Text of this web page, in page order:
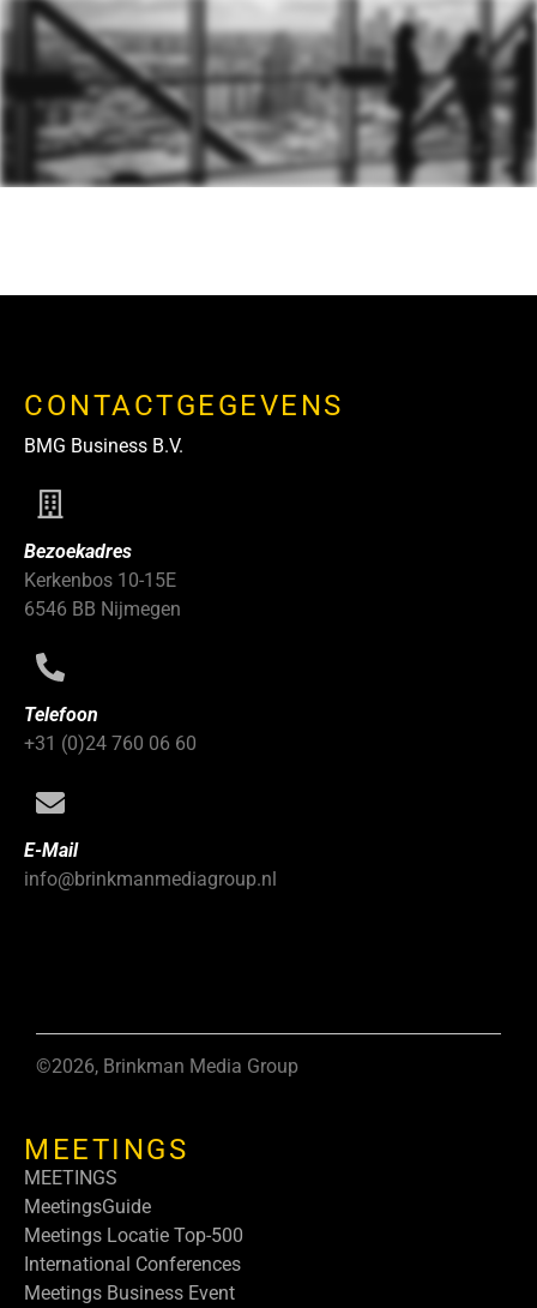
CONTACTGEGEVENS
BMG Business B.V.
Bezoekadres
Kerkenbos 10-15E
6546 BB Nijmegen
Telefoon
+31 (0)24 760 06 60
E-Mail
info@brinkmanmediagroup.nl
©2026, Brinkman Media Group
MEETINGS
MEETINGS
MeetingsGuide
Meetings Locatie Top-500
International Conferences
Meetings Business Event